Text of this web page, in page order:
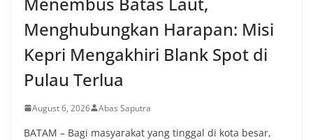
Menghubungkan Harapan: Misi
Kepri Mengakhiri Blank Spot di
Pulau Terlua
August 6, 2026 Abas Saputra
BATAM – Bagi masyarakat yang tinggal di kota besar,